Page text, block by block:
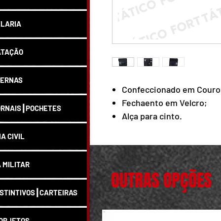
Confeccionado em
Fechaento em Velcro;
Alça para cinto.
OUTRAS OPÇÕES
CIVIL
MILITAR